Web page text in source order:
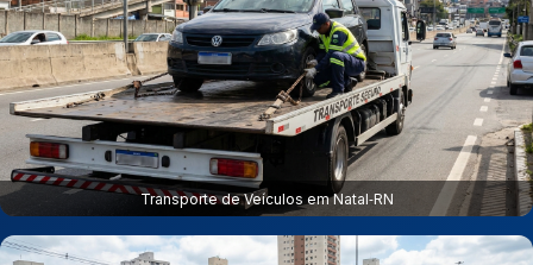
Transporte de Veículos em Natal‑RN